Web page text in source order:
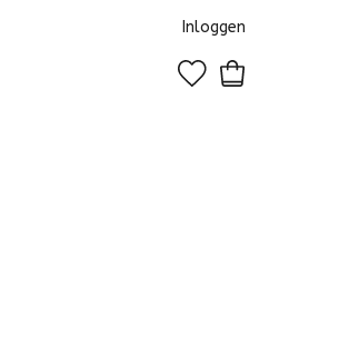
Inloggen